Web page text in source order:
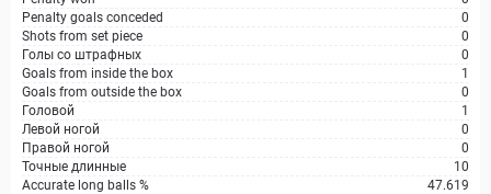
Penalty goals conceded
0
Shots from set piece
0
Голы со штрафных
0
Goals from inside the box
1
Goals from outside the box
0
Головой
1
Левой ногой
0
Правой ногой
0
Точные длинные
10
Accurate long balls %
47.619